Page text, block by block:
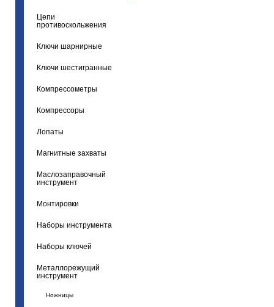
Цепи
противоскольжения
Ключи шарнирные
Ключи шестигранные
Компрессометры
Компрессоры
Лопаты
Магнитные захваты
Маслозаправочный
инструмент
Монтировки
Наборы инструмента
Наборы ключей
Металлорежущий
инструмент
Ножницы